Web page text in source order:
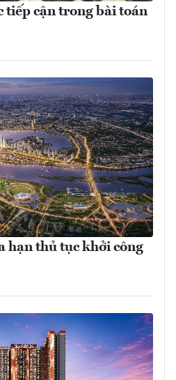
tiếp cận trong bài toán
hạn thủ tục khởi công